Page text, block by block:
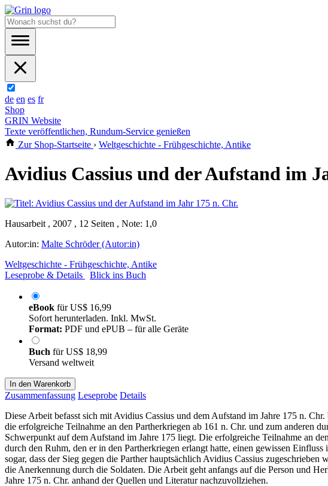
de en es fr
Shop
GRIN Website
Texte veröffentlichen, Rundum-Service genießen
Zur Shop-Startseite › Weltgeschichte - Frühgeschichte, Antike
Avidius Cassius und der Aufstand im
Hausarbeit , 2007 , 12 Seiten , Note: 1,0
Autor:in: Malte Schröder (Autor:in)
Weltgeschichte - Frühgeschichte, Antike
Leseprobe & Details
Blick ins Buch
eBook fürUS$ 16,99
Sofort herunterladen. Inkl. MwSt.
Format: PDF und ePUB – für alle Geräte
Buch fürUS$ 18,99
Versand weltweit
In den Warenkorb
Zusammenfassung Leseprobe Details
Diese Arbeit befasst sich mit Avidius Cassius und dem Aufstand im Jahre 175 n.
die erfolgreiche Teilnahme an den Partherkriegen ab 161 n. Chr. und zum anderen
Schwerpunkt auf dem Aufstand im Jahre 175 liegt. Die erfolgreiche Teilnahme an
durch den Ruhm, den er in den Partherkriegen erlangt hatte, einen gewissen
sogar, dass der Sieg gegen die Parther hauptsächlich Avidius Cassius
die Anerkennung durch die Soldaten. Die Arbeit geht anfangs auf die Person und
Jahre 175 n. Chr. anhand der Quellen und Literatur nachzuvollziehen.